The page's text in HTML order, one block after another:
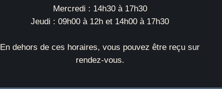
Mercredi : 14h30 à 17h30
Jeudi : 09h00 à 12h et 14h00 à 17h30
En dehors de ces horaires, vous pouvez être reçu sur
rendez-vous.